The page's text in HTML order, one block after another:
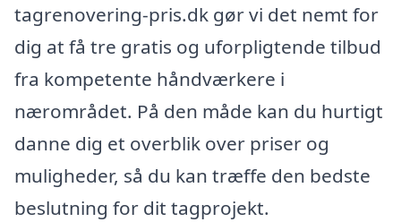
tagrenovering-pris.dk gør vi det nemt for
dig at få tre gratis og uforpligtende tilbud
fra kompetente håndværkere i
nærområdet. På den måde kan du hurtigt
danne dig et overblik over priser og
muligheder, så du kan træffe den bedste
beslutning for dit tagprojekt.